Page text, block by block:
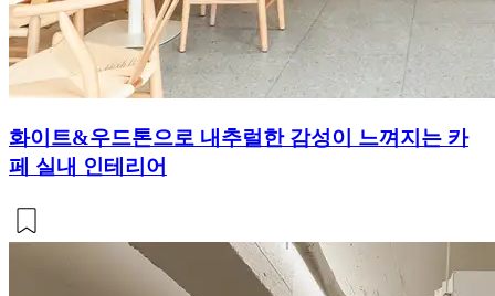
화이트&우드톤으로 내추럴한 감성이 느껴지는 카
페 실내 인테리어